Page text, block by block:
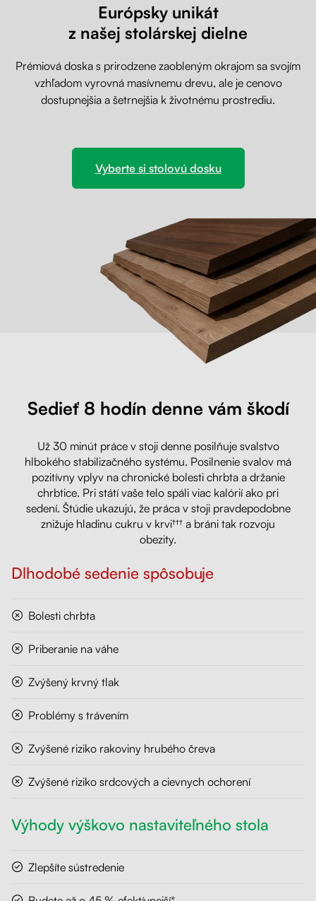
Európsky unikát
z našej stolárskej dielne
Prémiová doska s prirodzene zaobleným okrajom sa svojím
vzhľadom vyrovná masívnemu drevu, ale je cenovo
dostupnejšia a šetrnejšia k životnému prostrediu.
Vyberte si stolovú dosku
Sedieť 8 hodín denne vám škodí
Už 30 minút práce v stoji denne posilňuje svalstvo
hlbokého stabilizačného systému. Posilnenie svalov má
pozitívny vplyv na chronické bolesti chrbta a držanie
chrbtice. Pri státí vaše telo spáli viac kalórií ako pri
sedení. Štúdie ukazujú, že práca v stoji pravdepodobne
znižuje hladinu cukru v krvi††† a bráni tak rozvoju
obezity.
Dlhodobé sedenie spôsobuje
Bolesti chrbta
Priberanie na váhe
Zvýšený krvný tlak
Problémy s trávením
Zvýšené riziko rakoviny hrubého čreva
Zvýšené riziko srdcových a cievnych ochorení
Výhody výškovo nastaviteľného stola
Zlepšíte sústredenie